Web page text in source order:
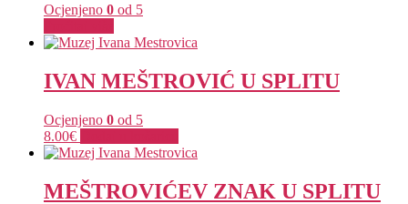
Ocjenjeno 0 od 5
IVAN MEŠTROVIĆ U SPLITU
Ocjenjeno 0 od 5
8.00€
MEŠTROVIĆEV ZNAK U SPLITU